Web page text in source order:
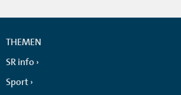
THEMEN
SR info
Sport